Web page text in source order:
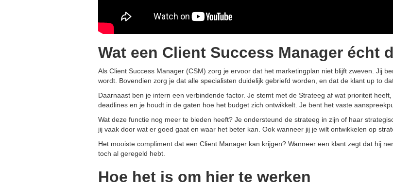
Wat een Client Success Manager écht
Als Client Success Manager (CSM) zorg je ervoor dat het marketingplan niet blijft zweven. Jij
wordt. Bovendien zorg je dat alle specialisten duidelijk gebriefd worden, en dat de klant up to
Daarnaast ben je intern een verbindende factor. Je stemt met de Strateeg af wat prioriteit
deadlines en je houdt in de gaten hoe het budget zich ontwikkelt. Je bent het vaste
Wat deze functie nog meer te bieden heeft? Je ondersteund de strateeg in zijn of haar
jij vaak door wat er goed gaat en waar het beter kan. Ook wanneer jij je wilt ontwikkelen op
Het mooiste compliment dat een Client Manager kan krijgen? Wanneer een klant zegt dat hij
toch al geregeld hebt.
Hoe het is om hier te werken